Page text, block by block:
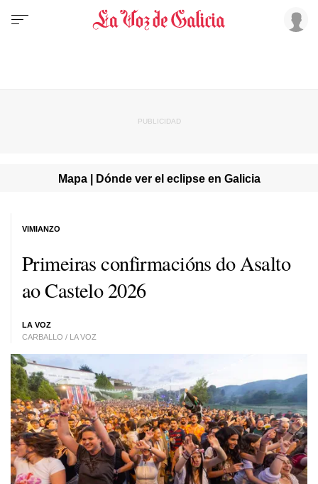
Mapa | Dónde ver el eclipse en Galicia
Primeiras confirmacións do Asalto
ao Castelo 2026
LA VOZ
CARBALLO / LA VOZ
VIMIANZO